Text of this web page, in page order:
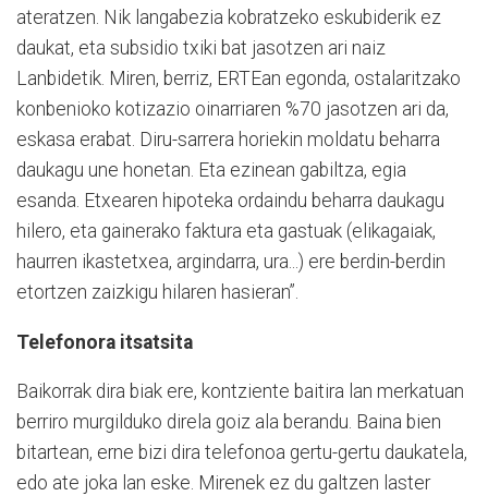
ateratzen. Nik langabezia kobratzeko eskubiderik ez
daukat, eta subsidio txiki bat jasotzen ari naiz
Lanbidetik. Miren, berriz, ERTEan egonda, ostalaritzako
konbenioko kotizazio oinarriaren %70 jasotzen ari da,
eskasa erabat. Diru-sarrera horiekin moldatu beharra
daukagu une honetan. Eta ezinean gabiltza, egia
esanda. Etxearen hipoteka ordaindu beharra daukagu
hilero, eta gainerako faktura eta gastuak (elikagaiak,
haurren ikastetxea, argindarra, ura...) ere berdin-berdin
etortzen zaizkigu hilaren hasieran”.
Telefonora itsatsita
Baikorrak dira biak ere, kontziente baitira lan merkatuan
berriro murgilduko direla goiz ala berandu. Baina bien
bitartean, erne bizi dira telefonoa gertu-gertu daukatela,
edo ate joka lan eske. Mirenek ez du galtzen laster